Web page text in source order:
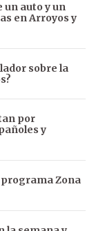
auto y un
en Arroyos y
sobre la
por
y
programa Zona